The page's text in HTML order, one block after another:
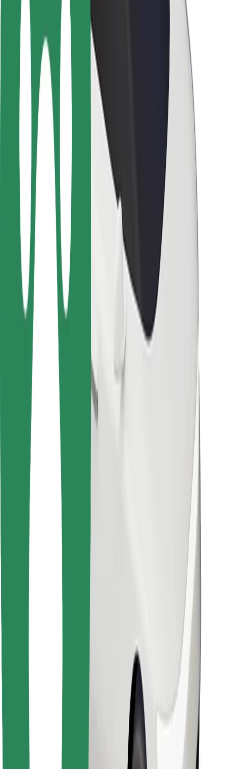
Bezpečnost řidičů
Bezpečnost na koloběžce
Laboratoř bezpečnosti
Města
Lokality
Řešení pro města
Letiště
Nabíjecí stanice Bolt
Podpora
Pro cestující
Pro řidiče
Pro kurýry
Bolt Food
Pro flotilové partnery
Pro restaurace
Bolt for Business
Cookies
Zabezpečení
Jízda za pár minut!
Stáhněte si aplikaci Bolt
Stáhněte si aplikaci Bolt Food